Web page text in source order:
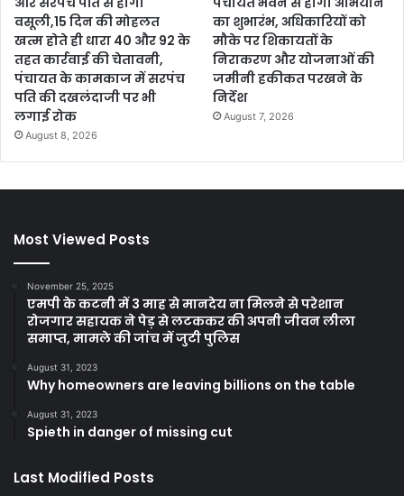
वसूली,15 दिन की मोहलत
खत्म होते ही धारा 40 और 92 के
तहत कार्रवाई की चेतावनी,
पंचायत के कामकाज में सरपंच
पति की दखलंदाजी पर भी
लगाई रोक
August 8, 2026
का शुभारंभ, अधिकारियों को
मौके पर शिकायतों के
निराकरण और योजनाओं की
जमीनी हकीकत परखने के
निर्देश
August 7, 2026
Most Viewed Posts
November 25, 2025
एमपी के कटनी में 3 माह से मानदेय ना मिलने से परेशान
रोजगार सहायक ने पेड़ से लटककर की अपनी जीवन लीला
समाप्त, मामले की जांच में जुटी पुलिस
August 31, 2023
Why homeowners are leaving billions on the table
August 31, 2023
Spieth in danger of missing cut
Last Modified Posts